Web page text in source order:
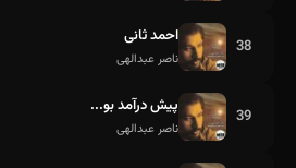
38 احمد ثانی
ناصر عبدالهی
39 پیش درآمد بو...
ناصر عبدالهی